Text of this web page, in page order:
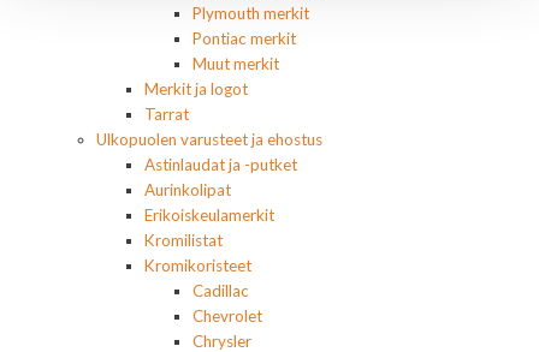
Plymouth merkit
Pontiac merkit
Muut merkit
Merkit ja logot
Tarrat
Ulkopuolen varusteet ja ehostus
Astinlaudat ja -putket
Aurinkolipat
Erikoiskeulamerkit
Kromilistat
Kromikoristeet
Cadillac
Chevrolet
Chrysler